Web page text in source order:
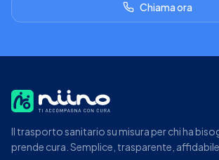
Chiama ora
Il trasporto sanitario su misura per chi ha
prende cura. Semplice, trasparente, affidabile.